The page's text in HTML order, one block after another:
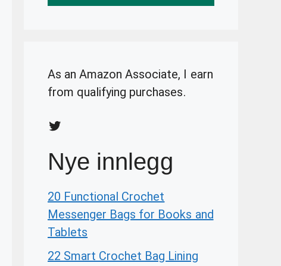
As an Amazon Associate, I earn
from qualifying purchases.
Twitter
Nye innlegg
20 Functional Crochet
Messenger Bags for Books and
Tablets
22 Smart Crochet Bag Lining